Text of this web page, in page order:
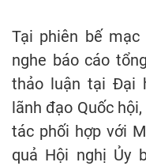
Tại phiên bế
nghe báo cáo
thảo luận tại Đại
lãnh đạo Quốc
tác phối hợp với
quả Hội nghị Ủy